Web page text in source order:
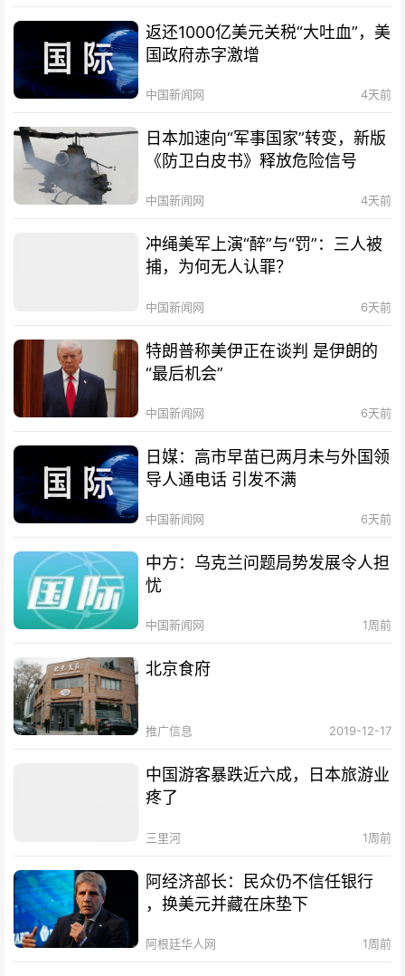
返还1000亿美元关税“大吐血”，美
国政府赤字激增
中国新闻网 4天前
日本加速向“军事国家”转变，新版
《防卫白皮书》释放危险信号
中国新闻网 4天前
冲绳美军上演“醉”与“罚”：三人被
捕，为何无人认罪？
中国新闻网 6天前
特朗普称美伊正在谈判 是伊朗的
“最后机会”
中国新闻网 6天前
日媒：高市早苗已两月未与外国领
导人通电话 引发不满
中国新闻网 6天前
中方：乌克兰问题局势发展令人担
忧
中国新闻网 1周前
北京食府
推广信息 2019-12-17
中国游客暴跌近六成，日本旅游业
疼了
三里河 1周前
阿经济部长：民众仍不信任银行
，换美元并藏在床垫下
阿根廷华人网 1周前